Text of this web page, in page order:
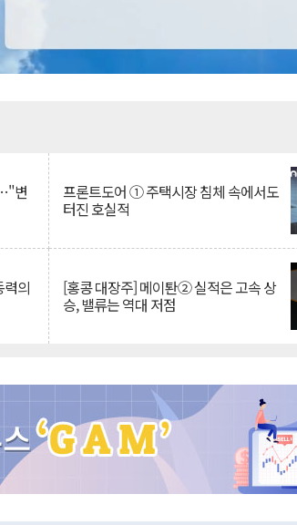
변 프론트도어 ① 주택시장 침체 속에서도
터진 호실적
의 [홍콩 대장주] 메이퇀② 실적은 고속 상
승, 밸류는 역대 저점